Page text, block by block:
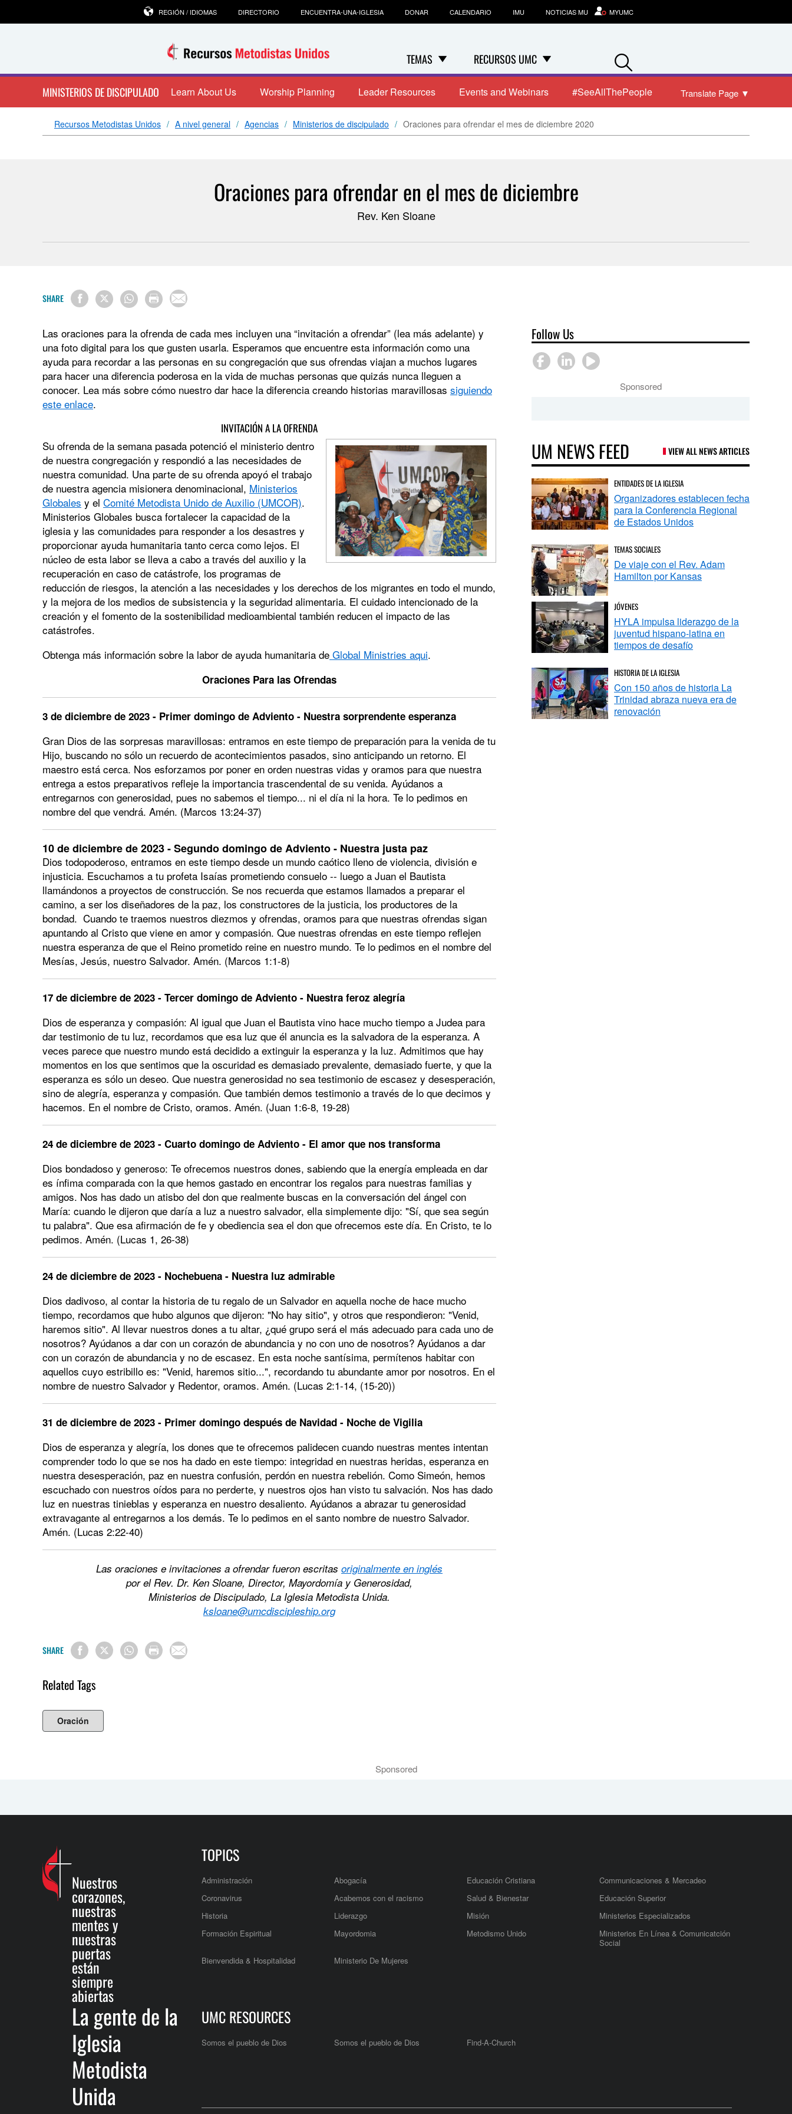
TEMAS RECURSOS UMC
REGIÓN / IDIOMAS DIRECTORIO ENCUENTRA-UNA-IGLESIA DONAR CALENDARIO IMU NOTICIAS MU MYUMC
Search
MINISTERIOS DE DISCIPULADO Learn About Us Worship Planning Leader Resources Events and Webinars #SeeAllThePeople Translate Page ▼
Recursos Metodistas Unidos A nivel general Agencias Ministerios de discipulado Oraciones para ofrendar el mes de diciembre 2020
Oraciones para ofrendar en el mes de diciembre
Rev. Ken Sloane
SHARE
Las oraciones para la ofrenda de cada mes incluyen una “invitación a ofrendar” (lea más adelante) y
una foto digital para los que gusten usarla. Esperamos que encuentre esta información como una
ayuda para recordar a las personas en su congregación que sus ofrendas viajan a muchos lugares
para hacer una diferencia poderosa en la vida de muchas personas que quizás nunca lleguen a
conocer. Lea más sobre cómo nuestro dar hace la diferencia creando historias maravillosas siguiendo
este enlace.
INVITACIÓN A LA OFRENDA
Su ofrenda de la semana pasada potenció el ministerio dentro
de nuestra congregación y respondió a las necesidades de
nuestra comunidad. Una parte de su ofrenda apoyó el trabajo
de nuestra agencia misionera denominacional, Ministerios
Globales y el Comité Metodista Unido de Auxilio (UMCOR).
Ministerios Globales busca fortalecer la capacidad de la
iglesia y las comunidades para responder a los desastres y
proporcionar ayuda humanitaria tanto cerca como lejos. El
núcleo de esta labor se lleva a cabo a través del auxilio y la
recuperación en caso de catástrofe, los programas de
reducción de riesgos, la atención a las necesidades y los derechos de los migrantes en todo el mundo,
y la mejora de los medios de subsistencia y la seguridad alimentaria. El cuidado intencionado de la
creación y el fomento de la sostenibilidad medioambiental también reducen el impacto de las
catástrofes.
Obtenga más información sobre la labor de ayuda humanitaria de Global Ministries aqui.
Oraciones Para las Ofrendas
3 de diciembre de 2023 - Primer domingo de Adviento - Nuestra sorprendente esperanza
Gran Dios de las sorpresas maravillosas: entramos en este tiempo de preparación para la venida de tu
Hijo, buscando no sólo un recuerdo de acontecimientos pasados, sino anticipando un retorno. El
maestro está cerca. Nos esforzamos por poner en orden nuestras vidas y oramos para que nuestra
entrega a estos preparativos refleje la importancia trascendental de su venida. Ayúdanos a
entregarnos con generosidad, pues no sabemos el tiempo... ni el día ni la hora. Te lo pedimos en
nombre del que vendrá. Amén. (Marcos 13:24-37)
10 de diciembre de 2023 - Segundo domingo de Adviento - Nuestra justa paz
Dios todopoderoso, entramos en este tiempo desde un mundo caótico lleno de violencia, división e
injusticia. Escuchamos a tu profeta Isaías prometiendo consuelo -- luego a Juan el Bautista
llamándonos a proyectos de construcción. Se nos recuerda que estamos llamados a preparar el
camino, a ser los diseñadores de la paz, los constructores de la justicia, los productores de la
bondad. Cuando te traemos nuestros diezmos y ofrendas, oramos para que nuestras ofrendas sigan
apuntando al Cristo que viene en amor y compasión. Que nuestras ofrendas en este tiempo reflejen
nuestra esperanza de que el Reino prometido reine en nuestro mundo. Te lo pedimos en el nombre del
Mesías, Jesús, nuestro Salvador. Amén. (Marcos 1:1-8)
17 de diciembre de 2023 - Tercer domingo de Adviento - Nuestra feroz alegría
Dios de esperanza y compasión: Al igual que Juan el Bautista vino hace mucho tiempo a Judea para
dar testimonio de tu luz, recordamos que esa luz que él anuncia es la salvadora de la esperanza. A
veces parece que nuestro mundo está decidido a extinguir la esperanza y la luz. Admitimos que hay
momentos en los que sentimos que la oscuridad es demasiado prevalente, demasiado fuerte, y que la
esperanza es sólo un deseo. Que nuestra generosidad no sea testimonio de escasez y desesperación,
sino de alegría, esperanza y compasión. Que también demos testimonio a través de lo que decimos y
hacemos. En el nombre de Cristo, oramos. Amén. (Juan 1:6-8, 19-28)
24 de diciembre de 2023 - Cuarto domingo de Adviento - El amor que nos transforma
Dios bondadoso y generoso: Te ofrecemos nuestros dones, sabiendo que la energía empleada en dar
es ínfima comparada con la que hemos gastado en encontrar los regalos para nuestras familias y
amigos. Nos has dado un atisbo del don que realmente buscas en la conversación del ángel con
María: cuando le dijeron que daría a luz a nuestro salvador, ella simplemente dijo: "Sí, que sea según
tu palabra". Que esa afirmación de fe y obediencia sea el don que ofrecemos este día. En Cristo, te lo
pedimos. Amén. (Lucas 1, 26-38)
24 de diciembre de 2023 - Nochebuena - Nuestra luz admirable
Dios dadivoso, al contar la historia de tu regalo de un Salvador en aquella noche de hace mucho
tiempo, recordamos que hubo algunos que dijeron: "No hay sitio", y otros que respondieron: "Venid,
haremos sitio". Al llevar nuestros dones a tu altar, ¿qué grupo será el más adecuado para cada uno de
nosotros? Ayúdanos a dar con un corazón de abundancia y no con uno de nosotros? Ayúdanos a dar
con un corazón de abundancia y no de escasez. En esta noche santísima, permítenos habitar con
aquellos cuyo estribillo es: "Venid, haremos sitio...", recordando tu abundante amor por nosotros. En el
nombre de nuestro Salvador y Redentor, oramos. Amén. (Lucas 2:1-14, (15-20))
31 de diciembre de 2023 - Primer domingo después de Navidad - Noche de Vigilia
Dios de esperanza y alegría, los dones que te ofrecemos palidecen cuando nuestras mentes intentan
comprender todo lo que se nos ha dado en este tiempo: integridad en nuestras heridas, esperanza en
nuestra desesperación, paz en nuestra confusión, perdón en nuestra rebelión. Como Simeón, hemos
escuchado con nuestros oídos para no perderte, y nuestros ojos han visto tu salvación. Nos has dado
luz en nuestras tinieblas y esperanza en nuestro desaliento. Ayúdanos a abrazar tu generosidad
extravagante al entregarnos a los demás. Te lo pedimos en el santo nombre de nuestro Salvador.
Amén. (Lucas 2:22-40)
Las oraciones e invitaciones a ofrendar fueron escritas originalmente en inglés
por el Rev. Dr. Ken Sloane, Director, Mayordomía y Generosidad,
Ministerios de Discipulado, La Iglesia Metodista Unida.
ksloane@umcdiscipleship.org
SHARE
Related Tags
Oración
Follow Us
Sponsored
UM NEWS FEED VIEW ALL NEWS ARTICLES
ENTIDADES DE LA IGLESIA
Organizadores establecen fecha
para la Conferencia Regional
de Estados Unidos
TEMAS SOCIALES
De viaje con el Rev. Adam
Hamilton por Kansas
JÓVENES
HYLA impulsa liderazgo de la
juventud hispano-latina en
tiempos de desafío
HISTORIA DE LA IGLESIA
Con 150 años de historia La
Trinidad abraza nueva era de
renovación
Sponsored
Nuestros
corazones,
nuestras
mentes y
nuestras
puertas
están
siempre
abiertas
La gente de la
Iglesia
Metodista
Unida
TOPICS
Administración Abogacía Educación Cristiana
Communicaciones & Mercadeo
Coronavirus
Acabemos con el racismo Salud & Bienestar
Educación Superior
Historia
Liderazgo Misión
Ministerios Especializados
Formación Espiritual
Mayordomia Metodismo Unido
Ministerios En Línea & Comunicatción
Social
Bienvendida & Hospitalidad
Ministerio De Mujeres
UMC RESOURCES
Somos el pueblo de Dios Somos el pueblo de Dios Find-A-Church